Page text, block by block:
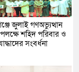
জুলাই গণঅভ্যুত্থান
শহিদ পরিবার ও
সংবর্ধনা